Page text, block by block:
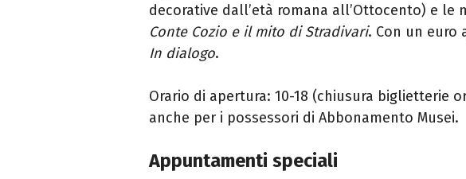
decorative dall’età romana all’Ottocento) e le
Conte Cozio e il mito di Stradivari. Con un euro
In dialogo.
Orario di apertura: 10-18 (chiusura biglietterie
anche per i possessori di Abbonamento Musei.
Appuntamenti speciali